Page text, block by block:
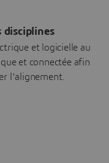
disciplines
et logicielle au
et connectée afin
l'alignement.